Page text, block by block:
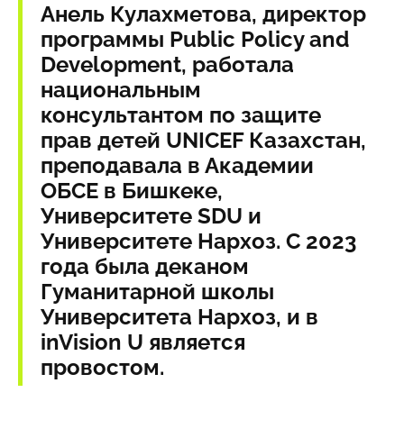
Анель Кулахметова, директор
программы Public Policy and
Development, работала
национальным
консультантом по защите
прав детей UNICEF Казахстан,
преподавала в Академии
ОБСЕ в Бишкеке,
Университете SDU и
Университете Нархоз. С 2023
года была деканом
Гуманитарной школы
Университета Нархоз, и в
inVision U является
провостом.